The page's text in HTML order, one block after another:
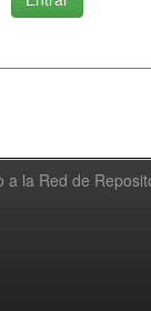
a la Red de